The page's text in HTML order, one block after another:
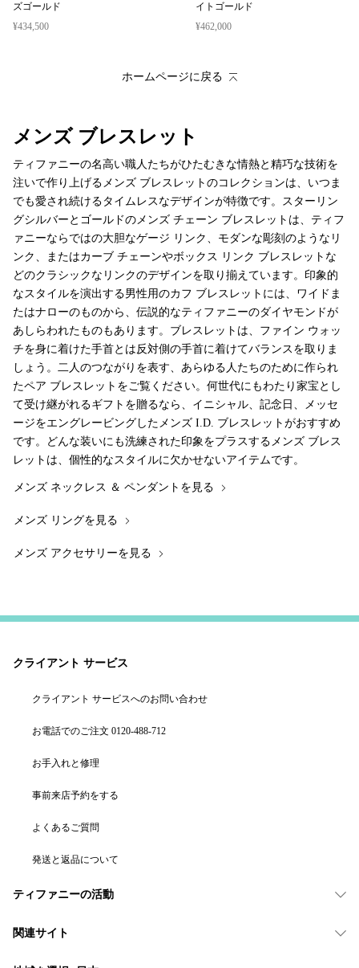
ズゴールド
¥434,500
イトゴールド
¥462,000
ホームページに戻る
メンズ ブレスレット
ティファニーの名高い職人たちがひたむきな情熱と精巧な技術を
注いで作り上げるメンズ ブレスレットのコレクションは、いつま
でも愛され続けるタイムレスなデザインが特徴です。スターリン
グシルバーとゴールドのメンズ チェーン ブレスレットは、ティフ
ァニーならではの大胆なゲージ リンク、モダンな彫刻のようなリ
ンク、またはカーブ チェーンやボックス リンク ブレスレットな
どのクラシックなリンクのデザインを取り揃えています。印象的
なスタイルを演出する男性用のカフ ブレスレットには、ワイドま
たはナローのものから、伝説的なティファニーのダイヤモンドが
あしらわれたものもあります。ブレスレットは、ファイン ウォッ
チを身に着けた手首とは反対側の手首に着けてバランスを取りま
しょう。二人のつながりを表す、あらゆる人たちのために作られ
たペア ブレスレットをご覧ください。何世代にもわたり家宝とし
て受け継がれるギフトを贈るなら、イニシャル、記念日、メッセ
ージをエングレービングしたメンズ I.D. ブレスレットがおすすめ
です。どんな装いにも洗練された印象をプラスするメンズ ブレス
レットは、個性的なスタイルに欠かせないアイテムです。
メンズ ネックレス ＆ ペンダントを見る
メンズ リングを見る
メンズ アクセサリーを見る
クライアント サービス
クライアント サービスへのお問い合わせ
お電話でのご注文 0120-488-712
お手入れと修理
事前来店予約をする
よくあるご質問
発送と返品について
ティファニーの活動
関連サイト